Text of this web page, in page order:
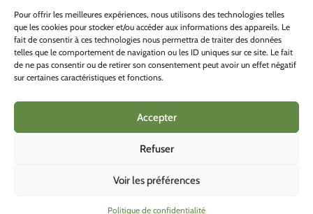
Pour offrir les meilleures expériences, nous utilisons des technologies telles
que les cookies pour stocker et/ou accéder aux informations des appareils. Le
fait de consentir à ces technologies nous permettra de traiter des données
telles que le comportement de navigation ou les ID uniques sur ce site. Le fait
de ne pas consentir ou de retirer son consentement peut avoir un effet négatif
sur certaines caractéristiques et fonctions.
Accepter
Refuser
Voir les préférences
Politique de confidentialité